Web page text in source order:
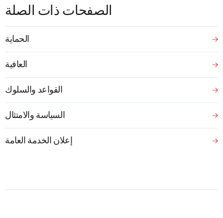
الصفحات ذات الصلة
الحماية
العافية
القواعد والسلوك
السياسة والامتثال
إعلان الخدمة العامة